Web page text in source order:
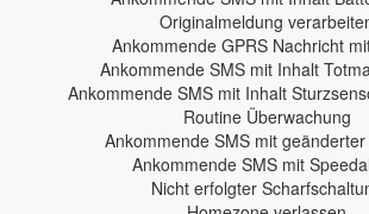
Originalmeldung
Ankommende GPRS Nachricht
Ankommende SMS mit Inhalt
Ankommende SMS mit Inhalt
Routine Überwachung
Ankommende SMS mit geänderter
Ankommende SMS mit
Nicht erfolgter